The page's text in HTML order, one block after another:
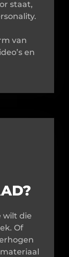
staat,
van
en
wilt die
Of